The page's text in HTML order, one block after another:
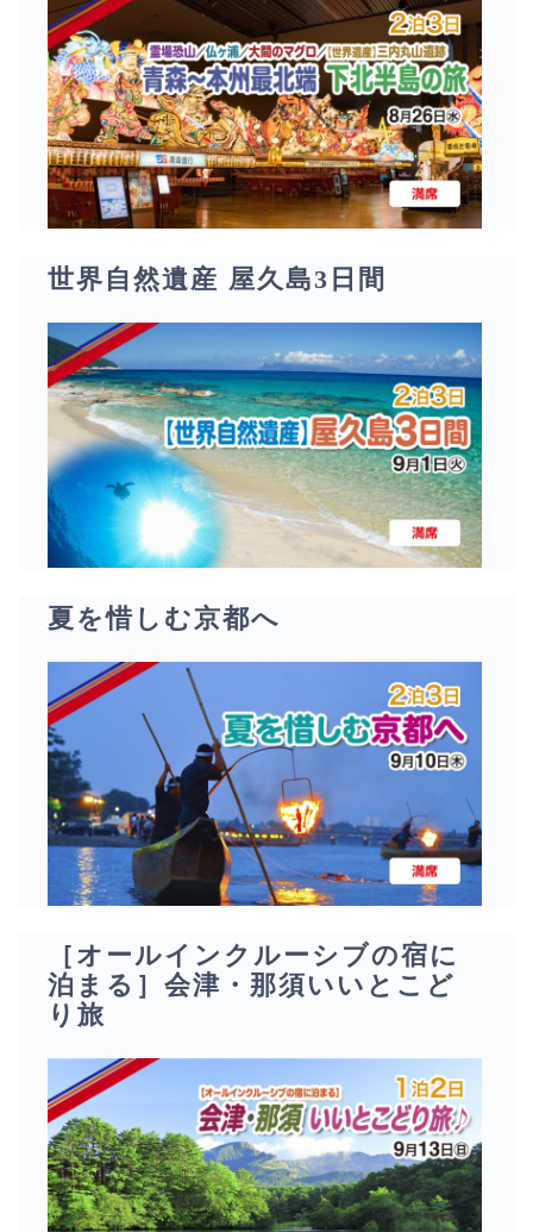
世界自然遺産 屋久島3日間
夏を惜しむ京都へ
［オールインクルーシブの宿に
泊まる］会津・那須いいとこど
り旅